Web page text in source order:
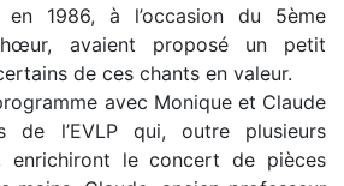
1986, à l’occasion du 5ème
avaient proposé un petit
de ces chants en valeur.
avec Monique et Claude
de l’EVLP qui, outre plusieurs
enrichiront le concert de pièces